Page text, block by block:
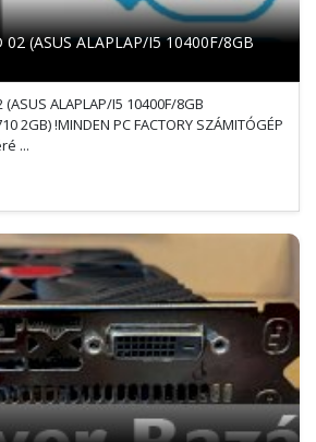
02 (ASUS ALAPLAP/I5 10400F/8GB
(ASUS ALAPLAP/I5 10400F/8GB
2GB) !MINDEN PC FACTORY SZÁMITÓGÉP
...